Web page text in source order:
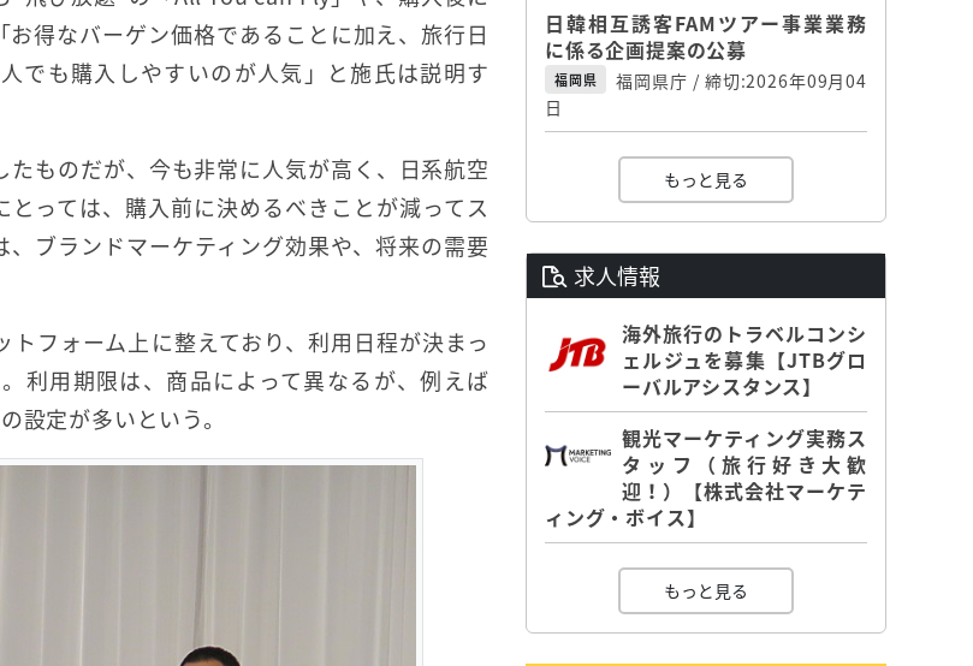
得なバーゲン価格であることに加え、旅行日
でも購入しやすいのが人気」と施氏は説明す
ものだが、今も非常に人気が高く、日系航空
っては、購入前に決めるべきことが減ってス
ブランドマーケティング効果や、将来の需要
フォーム上に整えており、利用日程が決まっ
利用期限は、商品によって異なるが、例えば
設定が多いという。
日韓相互誘客FAMツアー事業業務
に係る企画提案の公募
福岡県
福岡県庁 / 締切:2026年09月04
日
もっと見る
求人情報
海外旅行のトラベルコンシ
ェルジュを募集【JTBグロ
ーバルアシスタンス】
観光マーケティング実務ス
タッフ（旅行好き大歓
迎！）【株式会社マーケテ
ィング・ボイス】
もっと見る